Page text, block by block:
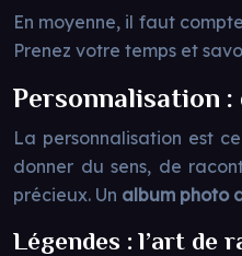
En moyenne, il faut
Prenez votre temps et
Personnalisation
La personnalisation est
donner du sens, de
précieux. Un album photo
Légendes : l’art de